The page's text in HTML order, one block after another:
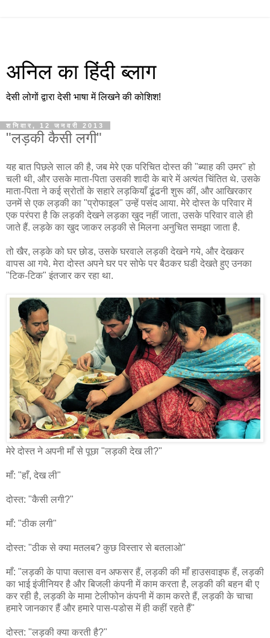
अनिल का हिंदी ब्लाग
देसी लोगों द्वारा देसी भाषा में लिखने की कोशिश!
शनिवार, 12 जनवरी 2013
"लड़की कैसी लगी"
यह बात पिछले साल की है, जब मेरे एक परिचित दोस्त की "ब्याह की उमर" हो
चली थी, और उसके माता-पिता उसकी शादी के बारे में अत्यंत चिंतित थे. उसके
माता-पिता ने कई स्रोतों के सहारे लड़कियाँ ढूंढनी शुरू कीं, और आखिरकार
उनमें से एक लड़की का "प्रोफाइल" उन्हें पसंद आया. मेरे दोस्त के परिवार में
एक परंपरा है कि लड़की देखने लड़का खुद नहीं जाता, उसके परिवार वाले ही
जाते हैं. लड़के का खुद जाकर लड़की से मिलना अनुचित समझा जाता है.
तो खैर, लड़के को घर छोड, उसके घरवाले लड़की देखने गये, और देखकर
वापस आ गये. मेरा दोस्त अपने घर पर सोफे पर बैठकर घडी देखते हुए उनका
"टिक-टिक" इंतजार कर रहा था.
मेरे दोस्त ने अपनी माँ से पूछा "लड़की देख ली?"
माँ: "हाँ, देख ली"
दोस्त: "कैसी लगी?"
माँ: "ठीक लगी"
दोस्त: "ठीक से क्या मतलब? कुछ विस्तार से बतलाओ"
माँ: "लड़की के पापा क्लास वन अफसर हैं, लड़की की माँ हाउसवाइफ हैं, लड़की
का भाई इंजीनियर है और बिजली कंपनी में काम करता है, लड़की की बहन बी ए
कर रही है, लड़की के मामा टेलीफोन कंपनी में काम करते हैं, लड़की के चाचा
हमारे जानकार हैं और हमारे पास-पडोस में ही कहीं रहते हैं"
दोस्त: "लड़की क्या करती है?"